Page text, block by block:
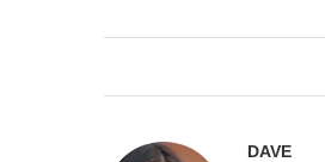
DAVE